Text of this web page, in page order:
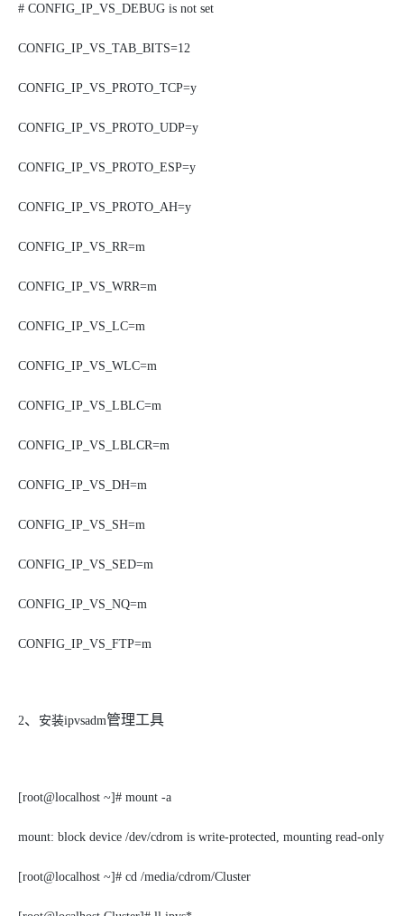
# CONFIG_IP_VS_DEBUG is not set
CONFIG_IP_VS_TAB_BITS=12
CONFIG_IP_VS_PROTO_TCP=y
CONFIG_IP_VS_PROTO_UDP=y
CONFIG_IP_VS_PROTO_ESP=y
CONFIG_IP_VS_PROTO_AH=y
CONFIG_IP_VS_RR=m
CONFIG_IP_VS_WRR=m
CONFIG_IP_VS_LC=m
CONFIG_IP_VS_WLC=m
CONFIG_IP_VS_LBLC=m
CONFIG_IP_VS_LBLCR=m
CONFIG_IP_VS_DH=m
CONFIG_IP_VS_SH=m
CONFIG_IP_VS_SED=m
CONFIG_IP_VS_NQ=m
CONFIG_IP_VS_FTP=m
2、 安装ipvsadm管理工具
[root@localhost ~]# mount -a
mount: block device /dev/cdrom is write-protected, mounting read-only
[root@localhost ~]# cd /media/cdrom/Cluster